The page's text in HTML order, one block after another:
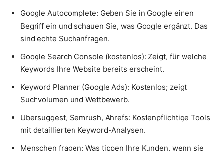
Google Autocomplete: Geben Sie in Google einen
Begriff ein und schauen Sie, was Google ergänzt. Das
sind echte Suchanfragen.
Google Search Console (kostenlos): Zeigt, für welche
Keywords Ihre Website bereits erscheint.
Keyword Planner (Google Ads): Kostenlos; zeigt
Suchvolumen und Wettbewerb.
Ubersuggest, Semrush, Ahrefs: Kostenpflichtige Tools
mit detaillierten Keyword-Analysen.
Menschen fragen: Was tippen Ihre Kunden, wenn sie